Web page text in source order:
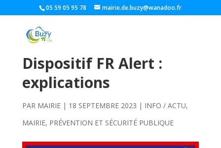
05 59 05 95 78 mairie.de.buzy@wanadoo.fr
Dispositif FR Alert :
explications
PAR MAIRIE| 18 SEPTEMBRE 2023 | INFO / ACTU,
MAIRIE, PRÉVENTION ET SÉCURITÉ PUBLIQUE